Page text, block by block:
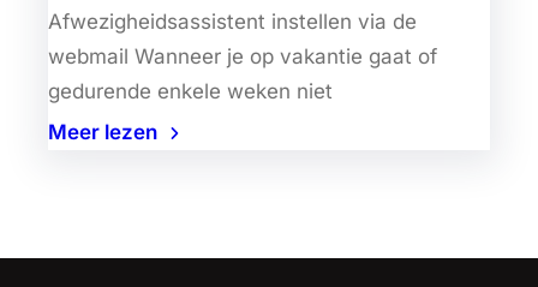
Afwezigheidsassistent instellen via de
webmail Wanneer je op vakantie gaat of
gedurende enkele weken niet
Meer lezen